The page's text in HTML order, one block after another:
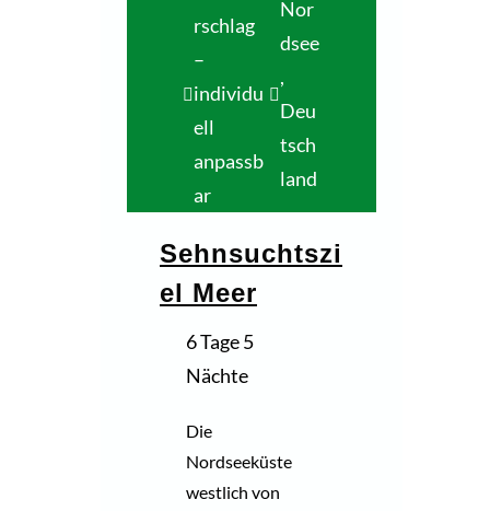
rschlag
–
individu
ell
anpassb
ar
Nor
dsee
,
Deu
tsch
land
Sehnsuchtszi
el Meer
6 Tage 5
Nächte
Die
Nordseeküste
westlich von